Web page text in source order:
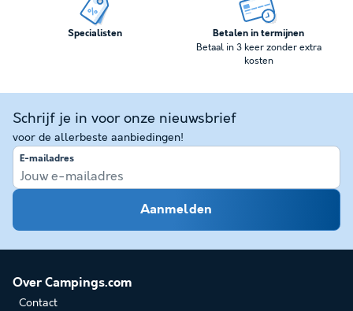
Specialisten Betalen in termijnen
Betaal in 3 keer zonder extra
kosten
Schrijf je in voor onze nieuwsbrief
voor de allerbeste aanbiedingen!
E-mailadres
Aanmelden
Over Campings.com
Contact